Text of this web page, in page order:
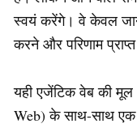
स्वयं करेंगे। वे केवल
करने और परिणाम
यही एजेंटिक वेब की
Web) के साथ-साथ एक